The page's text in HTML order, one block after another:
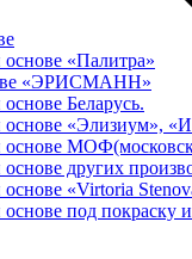
«Палитра»
«ЭРИСМАНН»
Беларусь.
«Элизиум»,
других
«Virtoria
под покраску